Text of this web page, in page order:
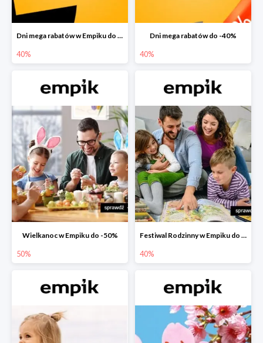
Dni mega rabatów w Empiku do -40%
40%
Dni mega rabatów do -40%
40%
Wielkanoc w Empiku do -50%
50%
Festiwal Rodzinny w Empiku do -40%
40%